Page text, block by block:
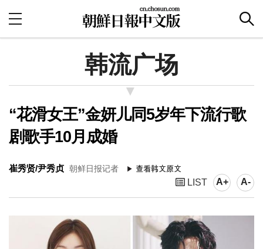
韩流广场
“花滑女王”金妍儿同5岁年下流行歌
剧歌手10月成婚
崔秀贤/尹秀贞 朝鲜日报记者
LIST A+ A-